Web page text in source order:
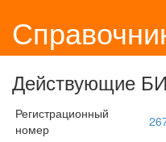
Действующие
Регистрационный
номер